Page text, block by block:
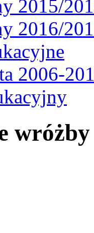
2015/
2016/
2006-
wróżby